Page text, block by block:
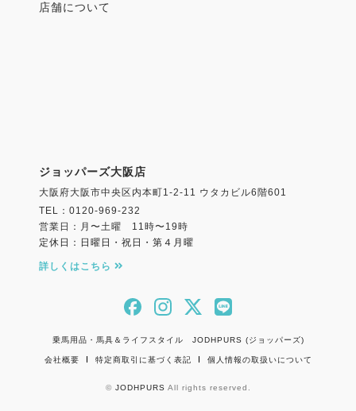
店舗について
ジョッパーズ大阪店
大阪府大阪市中央区内本町1-2-11 ウタカビル6階601
TEL：0120-969-232
営業日：月〜土曜 11時〜19時
定休日：日曜日・祝日・第４月曜
詳しくはこちら
乗馬用品・馬具＆ライフスタイル JODHPURS (ジョッパーズ)
会社概要 特定商取引に基づく表記 個人情報の取扱いについて
© JODHPURS All rights reserved.